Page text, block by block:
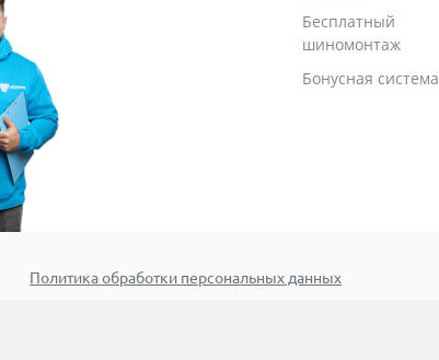
Бесплатный
шиномонтаж
Бонусная система
Политика обработки персональных данных